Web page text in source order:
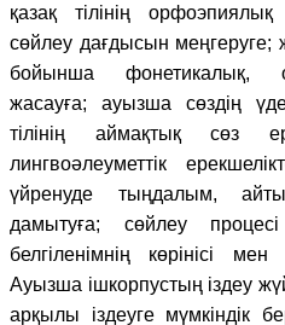
қазақ тілінің
сөйлеу дағдысын меңгеруге;
бойынша фонетикалық,
жасауға; ауызша сөздің
тілінің аймақтық сөз
лингвоәлеуметтік
үйренуде тыңдалым,
дамытуға; сөйлеу процесі
белгіленімнің көрінісі
Ауызша ішкорпустың іздеу
арқылы іздеуге мүмкіндік